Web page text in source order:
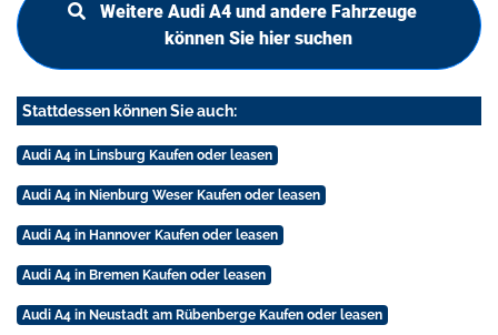
Weitere Audi A4 und andere Fahrzeuge
können Sie hier suchen
Stattdessen können Sie auch:
Audi A4 in Linsburg Kaufen oder leasen
Audi A4 in Nienburg Weser Kaufen oder leasen
Audi A4 in Hannover Kaufen oder leasen
Audi A4 in Bremen Kaufen oder leasen
Audi A4 in Neustadt am Rübenberge Kaufen oder leasen